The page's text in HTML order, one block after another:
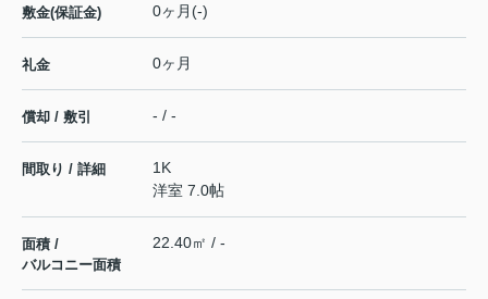
敷金(保証金) 0ヶ月(-)
礼金 0ヶ月
償却 / 敷引 - / -
間取り / 詳細
1K
洋室 7.0帖
面積 /
バルコニー面積
22.40㎡ / -